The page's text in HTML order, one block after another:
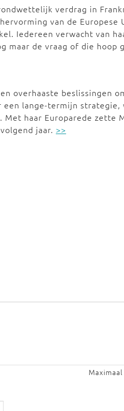
verdrag in
van de Europese
Iedereen verwacht van
maar de vraag of die hoop
overhaaste beslissingen
lange-termijn strategie,
Met haar Europarede zette
jaar. >>